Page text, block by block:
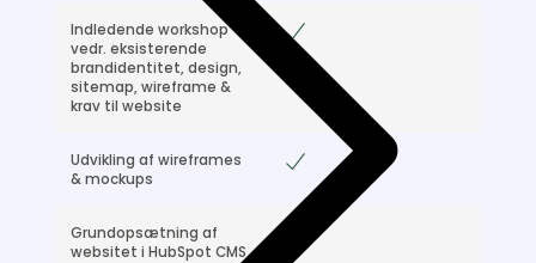
Indledende workshop
vedr. eksisterende
brandidentitet, design,
sitemap, wireframe &
krav til website
Included
Udvikling af wireframes
& mockups
Included
Grundopsætning af
websitet i HubSpot CMS
Included